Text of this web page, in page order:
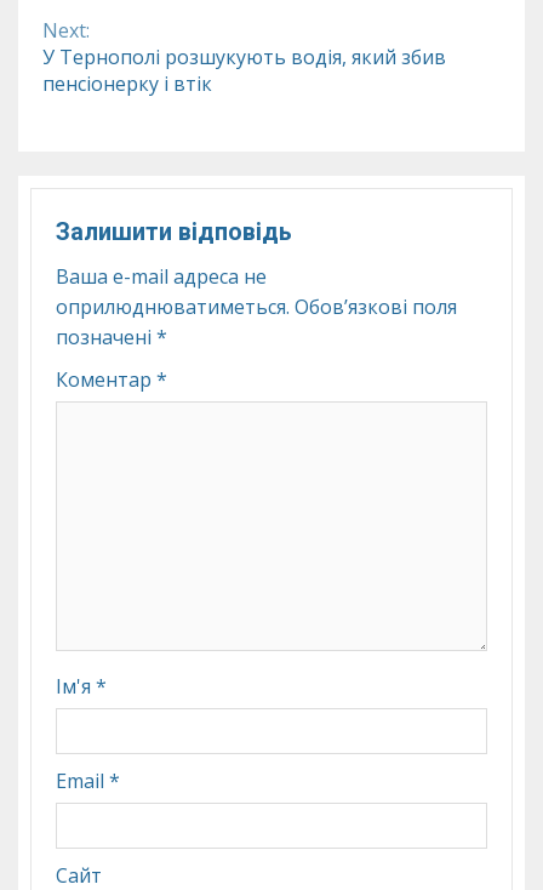
Next:
У Тернополі розшукують водія, який збив
пенсіонерку і втік
Залишити відповідь
Ваша e-mail адреса не
оприлюднюватиметься. Обов’язкові поля
позначені *
Коментар *
Ім'я *
Email *
Сайт